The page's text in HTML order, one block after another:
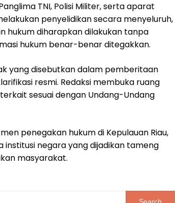
TNI, Polisi Militer, serta aparat
penyelidikan secara menyeluruh,
hukum diharapkan dilakukan tanpa
hukum benar-benar ditegakkan.
yang disebutkan dalam pemberitaan
resmi. Redaksi membuka ruang
sesuai dengan Undang-Undang
penegakan hukum di Kepulauan Riau,
institusi negara yang dijadikan tameng
masyarakat.